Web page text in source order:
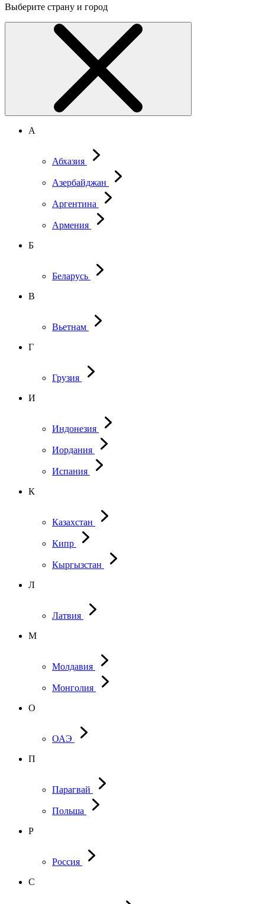
Выберите страну и город
А
Абхазия
Азербайджан
Аргентина
Армения
Б
Беларусь
В
Вьетнам
Г
Грузия
И
Индонезия
Иордания
Испания
К
Казахстан
Кипр
Кыргызстан
Л
Латвия
М
Молдавия
Монголия
О
ОАЭ
П
Парагвай
Польша
Р
Россия
С